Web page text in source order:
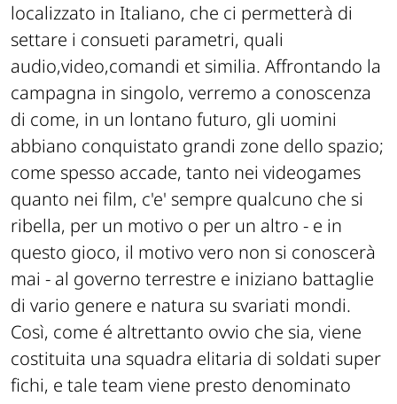
localizzato in Italiano, che ci permetterà di
settare i consueti parametri, quali
audio,video,comandi et similia. Affrontando la
campagna in singolo, verremo a conoscenza
di come, in un lontano futuro, gli uomini
abbiano conquistato grandi zone dello spazio;
come spesso accade, tanto nei videogames
quanto nei film, c'e' sempre qualcuno che si
ribella, per un motivo o per un altro - e in
questo gioco, il motivo vero non si conoscerà
mai - al governo terrestre e iniziano battaglie
di vario genere e natura su svariati mondi.
Così, come é altrettanto ovvio che sia, viene
costituita una squadra elitaria di soldati super
fichi, e tale team viene presto denominato